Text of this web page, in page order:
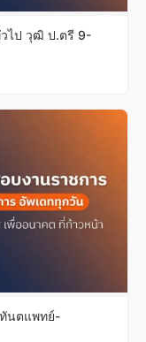
ไป วุฒิ ป.ตรี 9-
นตแพทย์-